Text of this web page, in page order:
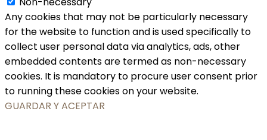
Any cookies that may not be particularly necessary
for the website to function and is used specifically to
collect user personal data via analytics, ads, other
embedded contents are termed as non-necessary
cookies. It is mandatory to procure user consent prior
to running these cookies on your website.
GUARDAR Y ACEPTAR